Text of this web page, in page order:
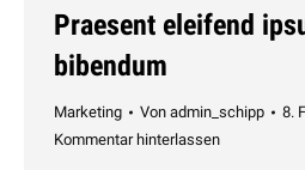
Praesent eleifend
bibendum
Marketing Von admin_schipp
8.
Kommentar hinterlassen